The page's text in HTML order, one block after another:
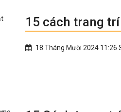
15 cách trang
18 Tháng Mười 2024 11:26